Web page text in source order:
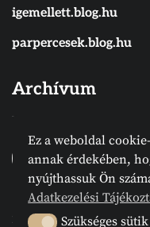
igemellett.blog.hu
parpercesek.blog.hu
Archívum
Archívum
Hónap kijelölése
Archívum
2024 © Megvanirva.hu -
Ez a weboldal
annak érdekében,
nyújthassuk Ön
Adatkezelési
Szükséges sütik
Szükséges sütik